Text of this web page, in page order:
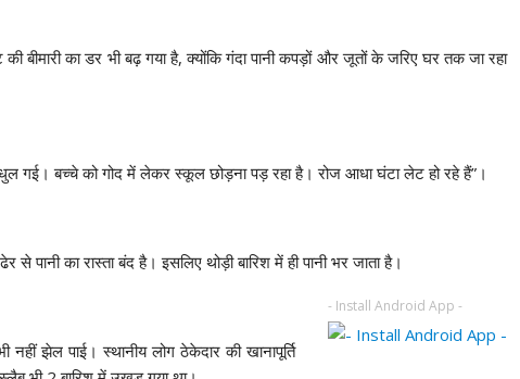
बीमारी का डर भी बढ़ गया है, क्योंकि गंदा पानी कपड़ों और जूतों के जरिए घर तक जा रहा
गई। बच्चे को गोद में लेकर स्कूल छोड़ना पड़ रहा है। रोज आधा घंटा लेट हो रहे हैं”।
पानी का रास्ता बंद है। इसलिए थोड़ी बारिश में ही पानी भर जाता है।
- Install Android App -
झेल पाई। स्थानीय लोग ठेकेदार की खानापूर्ति